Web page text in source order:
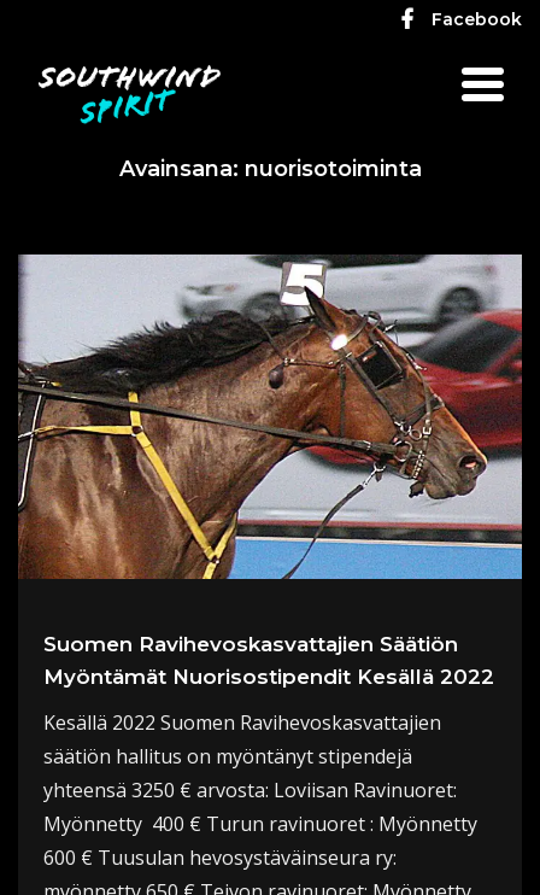
Facebook
Avainsana: nuorisotoiminta
Suomen Ravihevoskasvattajien Säätiön
Myöntämät Nuorisostipendit Kesällä 2022
Kesällä 2022 Suomen Ravihevoskasvattajien
säätiön hallitus on myöntänyt stipendejä
yhteensä 3250 € arvosta: Loviisan Ravinuoret:
Myönnetty 400 € Turun ravinuoret : Myönnetty
600 € Tuusulan hevosystäväinseura ry: